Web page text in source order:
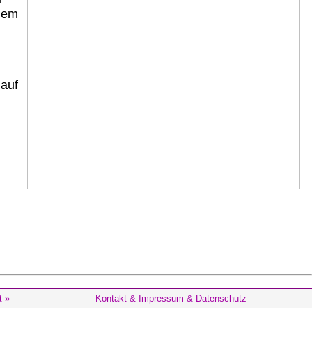
» Kontakt & Impressum & Datenschutz